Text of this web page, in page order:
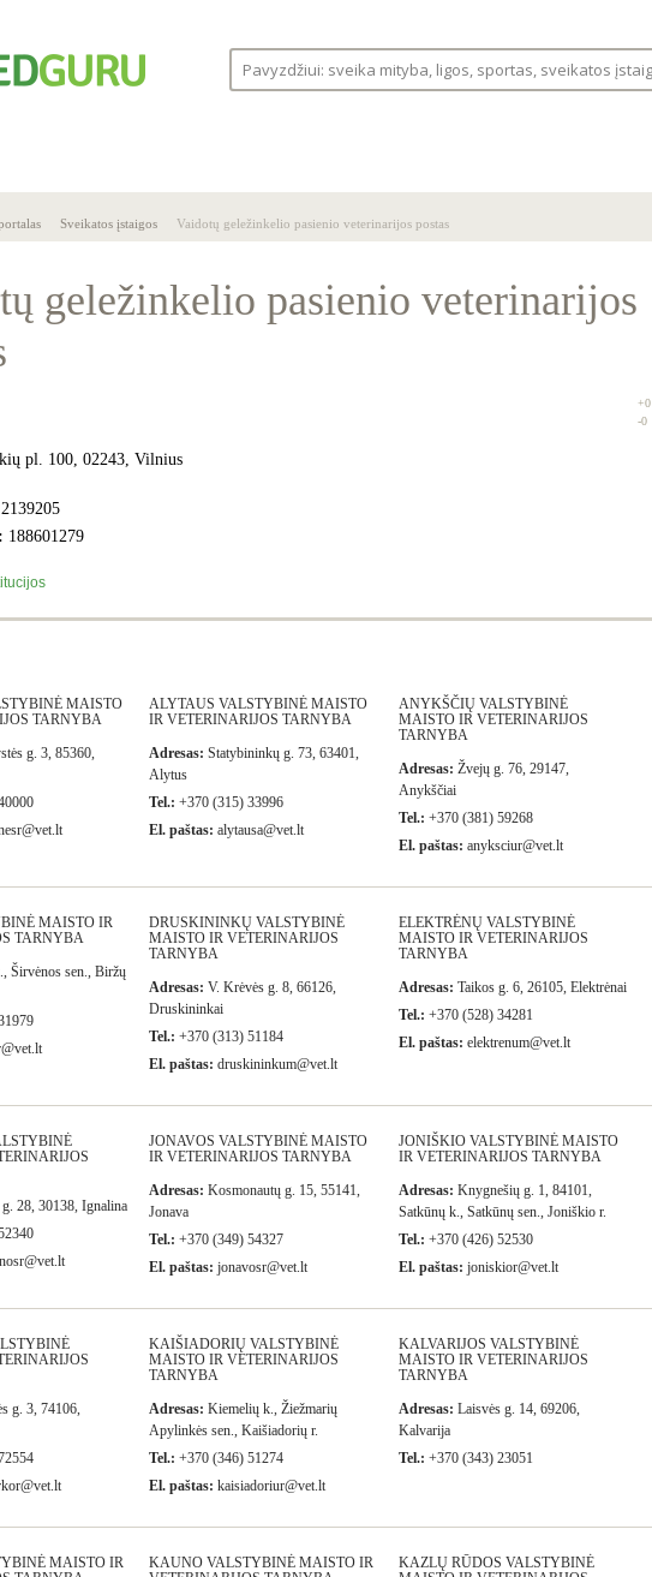
Sveikatos įstaigos Vaidotų geležinkelio pasienio veterinarijos postas
geležinkelio pasienio veterinarijos
+0
-0
pl. 100, 02243, Vilnius
188601279
MAISTO
TARNYBA
g. 3, 85360,
ALYTAUS VALSTYBINĖ MAISTO
IR VETERINARIJOS TARNYBA
Adresas: Statybininkų g. 73, 63401,
Alytus
Tel.: +370 (315) 33996
El. paštas: alytausa@vet.lt
ANYKŠČIŲ VALSTYBINĖ
MAISTO IR VETERINARIJOS
TARNYBA
Adresas: Žvejų g. 76, 29147,
Anykščiai
Tel.: +370 (381) 59268
El. paštas: anyksciur@vet.lt
MAISTO IR
TARNYBA
Širvėnos sen., Biržų
DRUSKININKŲ VALSTYBINĖ
MAISTO IR VETERINARIJOS
TARNYBA
Adresas: V. Krėvės g. 8, 66126,
Druskininkai
Tel.: +370 (313) 51184
El. paštas: druskininkum@vet.lt
ELEKTRĖNŲ VALSTYBINĖ
MAISTO IR VETERINARIJOS
TARNYBA
Adresas: Taikos g. 6, 26105, Elektrėnai
Tel.: +370 (528) 34281
El. paštas: elektrenum@vet.lt
28, 30138, Ignalina
JONAVOS VALSTYBINĖ MAISTO
IR VETERINARIJOS TARNYBA
Adresas: Kosmonautų g. 15, 55141,
Jonava
Tel.: +370 (349) 54327
El. paštas: jonavosr@vet.lt
JONIŠKIO VALSTYBINĖ MAISTO
IR VETERINARIJOS TARNYBA
Adresas: Knygnešių g. 1, 84101,
Satkūnų k., Satkūnų sen., Joniškio r.
Tel.: +370 (426) 52530
El. paštas: joniskior@vet.lt
g. 3, 74106,
KAIŠIADORIŲ VALSTYBINĖ
MAISTO IR VETERINARIJOS
TARNYBA
Adresas: Kiemelių k., Žiežmarių
Apylinkės sen., Kaišiadorių r.
Tel.: +370 (346) 51274
El. paštas: kaisiadoriur@vet.lt
KALVARIJOS VALSTYBINĖ
MAISTO IR VETERINARIJOS
TARNYBA
Adresas: Laisvės g. 14, 69206,
Kalvarija
Tel.: +370 (343) 23051
MAISTO IR
KAUNO VALSTYBINĖ MAISTO IR
KAZLŲ RŪDOS VALSTYBINĖ